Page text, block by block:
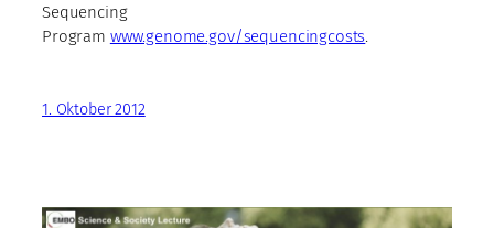
Sequencing
Program www.genome.gov/sequencingcosts.
1. Oktober 2012